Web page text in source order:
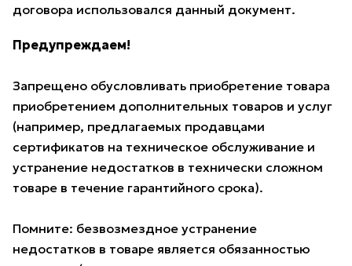
договора использовался данный документ.
Предупреждаем!
Запрещено обусловливать приобретение товара
приобретением дополнительных товаров и услуг
(например, предлагаемых продавцами
сертификатов на техническое обслуживание и
устранение недостатков в технически сложном
товаре в течение гарантийного срока).
Помните: безвозмездное устранение
недостатков в товаре является обязанностью